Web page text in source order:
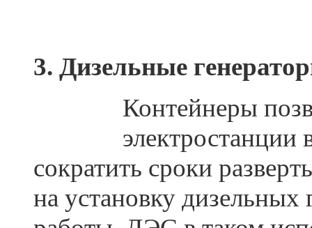
3. Дизельные
Контейнеры
сократить сроки
на установку дизельных